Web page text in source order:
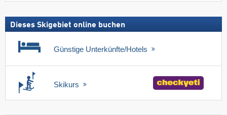
Dieses Skigebiet online buchen
Günstige Unterkünfte/Hotels
Skikurs